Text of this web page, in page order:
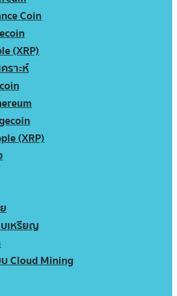
Coin
(XRP)
ราะห์
(XRP)
บเหรียญ
Cloud Mining